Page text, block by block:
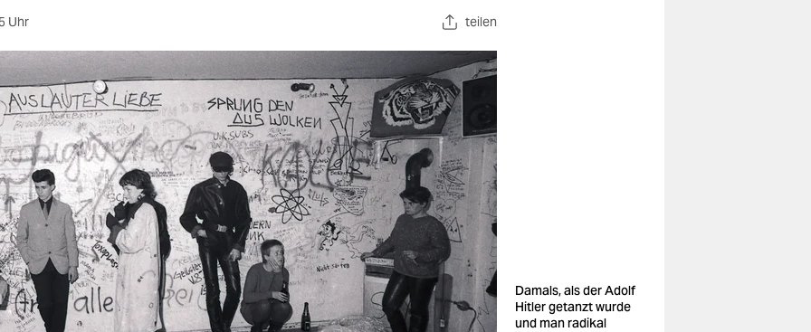
Uhr teilen
Damals, als der Adolf
Hitler getanzt wurde
und man radikal